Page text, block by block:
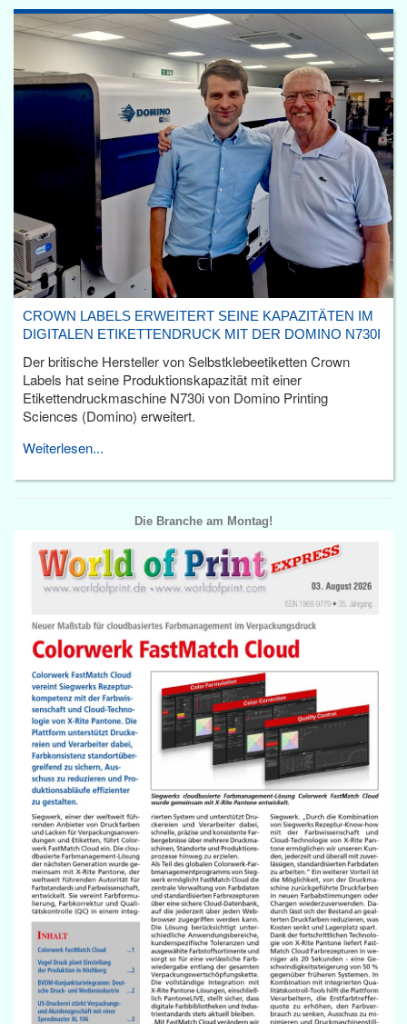
CROWN LABELS ERWEITERT SEINE KAPAZITÄTEN IM
DIGITALEN ETIKETTENDRUCK MIT DER DOMINO N730I
Der britische Hersteller von Selbstklebeetiketten Crown
Labels hat seine Produktionskapazität mit einer
Etikettendruckmaschine N730i von Domino Printing
Sciences (Domino) erweitert.
Weiterlesen...
Die Branche am Montag!